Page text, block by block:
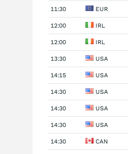
11:30 EUR
12:00 IRL
12:00 IRL
13:30 USA
14:15 USA
14:30 USA
14:30 USA
14:30 USA
14:30 CAN